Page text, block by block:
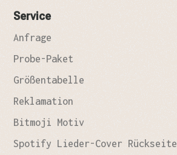
Service
Anfrage
Probe-Paket
Größentabelle
Reklamation
Bitmoji Motiv
Spotify Lieder-Cover Rückseite